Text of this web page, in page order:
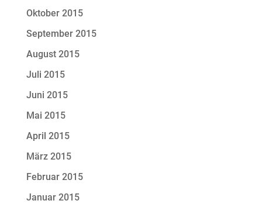
Oktober 2015
September 2015
August 2015
Juli 2015
Juni 2015
Mai 2015
April 2015
März 2015
Februar 2015
Januar 2015